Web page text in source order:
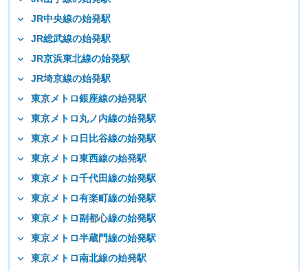
JR中央線の始発駅
JR総武線の始発駅
JR京浜東北線の始発駅
JR埼京線の始発駅
東京メトロ銀座線の始発駅
東京メトロ丸ノ内線の始発駅
東京メトロ日比谷線の始発駅
東京メトロ東西線の始発駅
東京メトロ千代田線の始発駅
東京メトロ有楽町線の始発駅
東京メトロ副都心線の始発駅
東京メトロ半蔵門線の始発駅
東京メトロ南北線の始発駅